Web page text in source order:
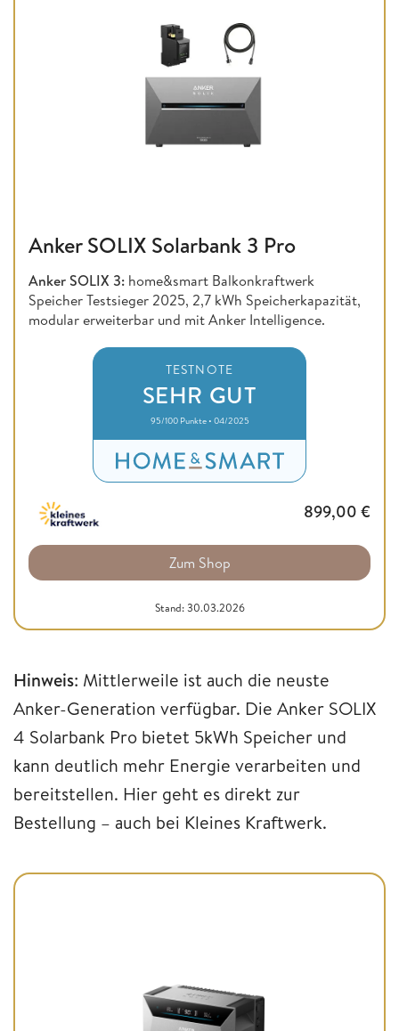
Anker SOLIX Solarbank 3 Pro
Anker SOLIX 3: home&smart Balkonkraftwerk
Speicher Testsieger 2025, 2,7 kWh Speicherkapazität,
modular erweiterbar und mit Anker Intelligence.
TESTNOTE
SEHR GUT
95/100 Punkte • 04/2025
899,00 €
Zum Shop
Stand: 30.03.2026
Hinweis: Mittlerweile ist auch die neuste
Anker-Generation verfügbar. Die Anker SOLIX
4 Solarbank Pro bietet 5kWh Speicher und
kann deutlich mehr Energie verarbeiten und
bereitstellen. Hier geht es direkt zur
Bestellung – auch bei Kleines Kraftwerk.